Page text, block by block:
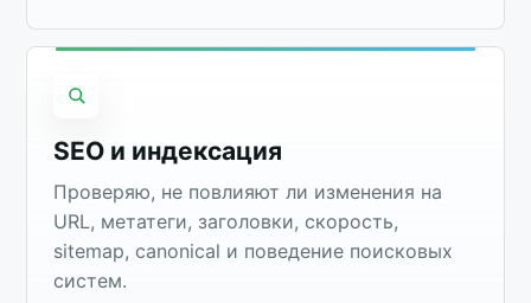
SEO и индексация
Проверяю, не повлияют ли изменения на
URL, метатеги, заголовки, скорость,
sitemap, canonical и поведение поисковых
систем.